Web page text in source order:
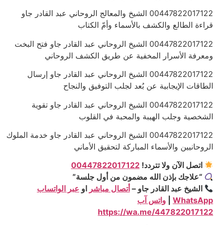
00447822017122 الشيخ والمعالج الروحاني عبد القادر جاو
قراءة الطالع والكشف بالأسماء وأمّ الكتاب
00447822017122 الشيخ الروحاني عبد القادر جاو فتح البخت
ومعرفة الأسرار المخفية عن طريق الكشف الروحاني
00447822017122 الشيخ الروحاني عبد القادر جاو إرسال
الطاقات الإيجابية عن بُعد لجلب التوفيق والنجاح
00447822017122 الشيخ الروحاني عبد القادر جاو تقوية
الشخصية وجلب الهيبة والمحبة في القلوب
00447822017122 الشيخ الروحاني عبد القادر جاو خدمة الملوك
الروحانيين والأسماء المباركة لتحقيق الأماني
اتصل الآن ولا تتردد!00447822017122
“علاجك بإذن الله مضمون من أول جلسة”
الشيخ عبد القادر جاو – أتصال مباشر او عبر الواتساب
WhatsApp
واتس آب
https://wa.me/447822017122